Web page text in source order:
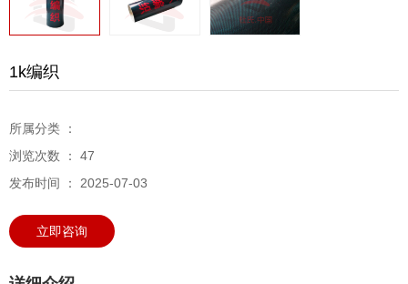
1k编织
所属分类 ：
浏览次数 ： 47
发布时间 ： 2025-07-03
立即咨询